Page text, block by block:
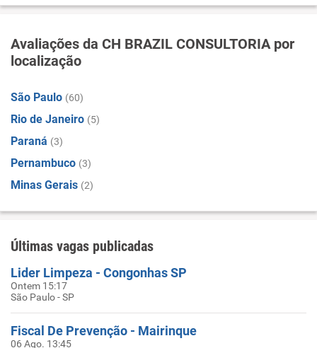
Avaliações da CH BRAZIL CONSULTORIA por
localização
São Paulo (60)
Rio de Janeiro (5)
Paraná (3)
Pernambuco (3)
Minas Gerais (2)
Últimas vagas publicadas
Lider Limpeza - Congonhas SP
Ontem 15:17
São Paulo - SP
Fiscal De Prevenção - Mairinque
06 Ago. 13:45